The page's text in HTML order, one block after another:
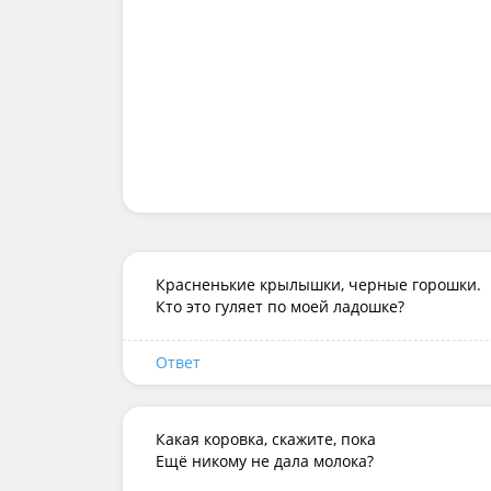
Красненькие крылышки, черные горошки.
Кто это гуляет по моей ладошке?
Ответ
Какая коровка, скажите, пока
Ещё никому не дала молока?